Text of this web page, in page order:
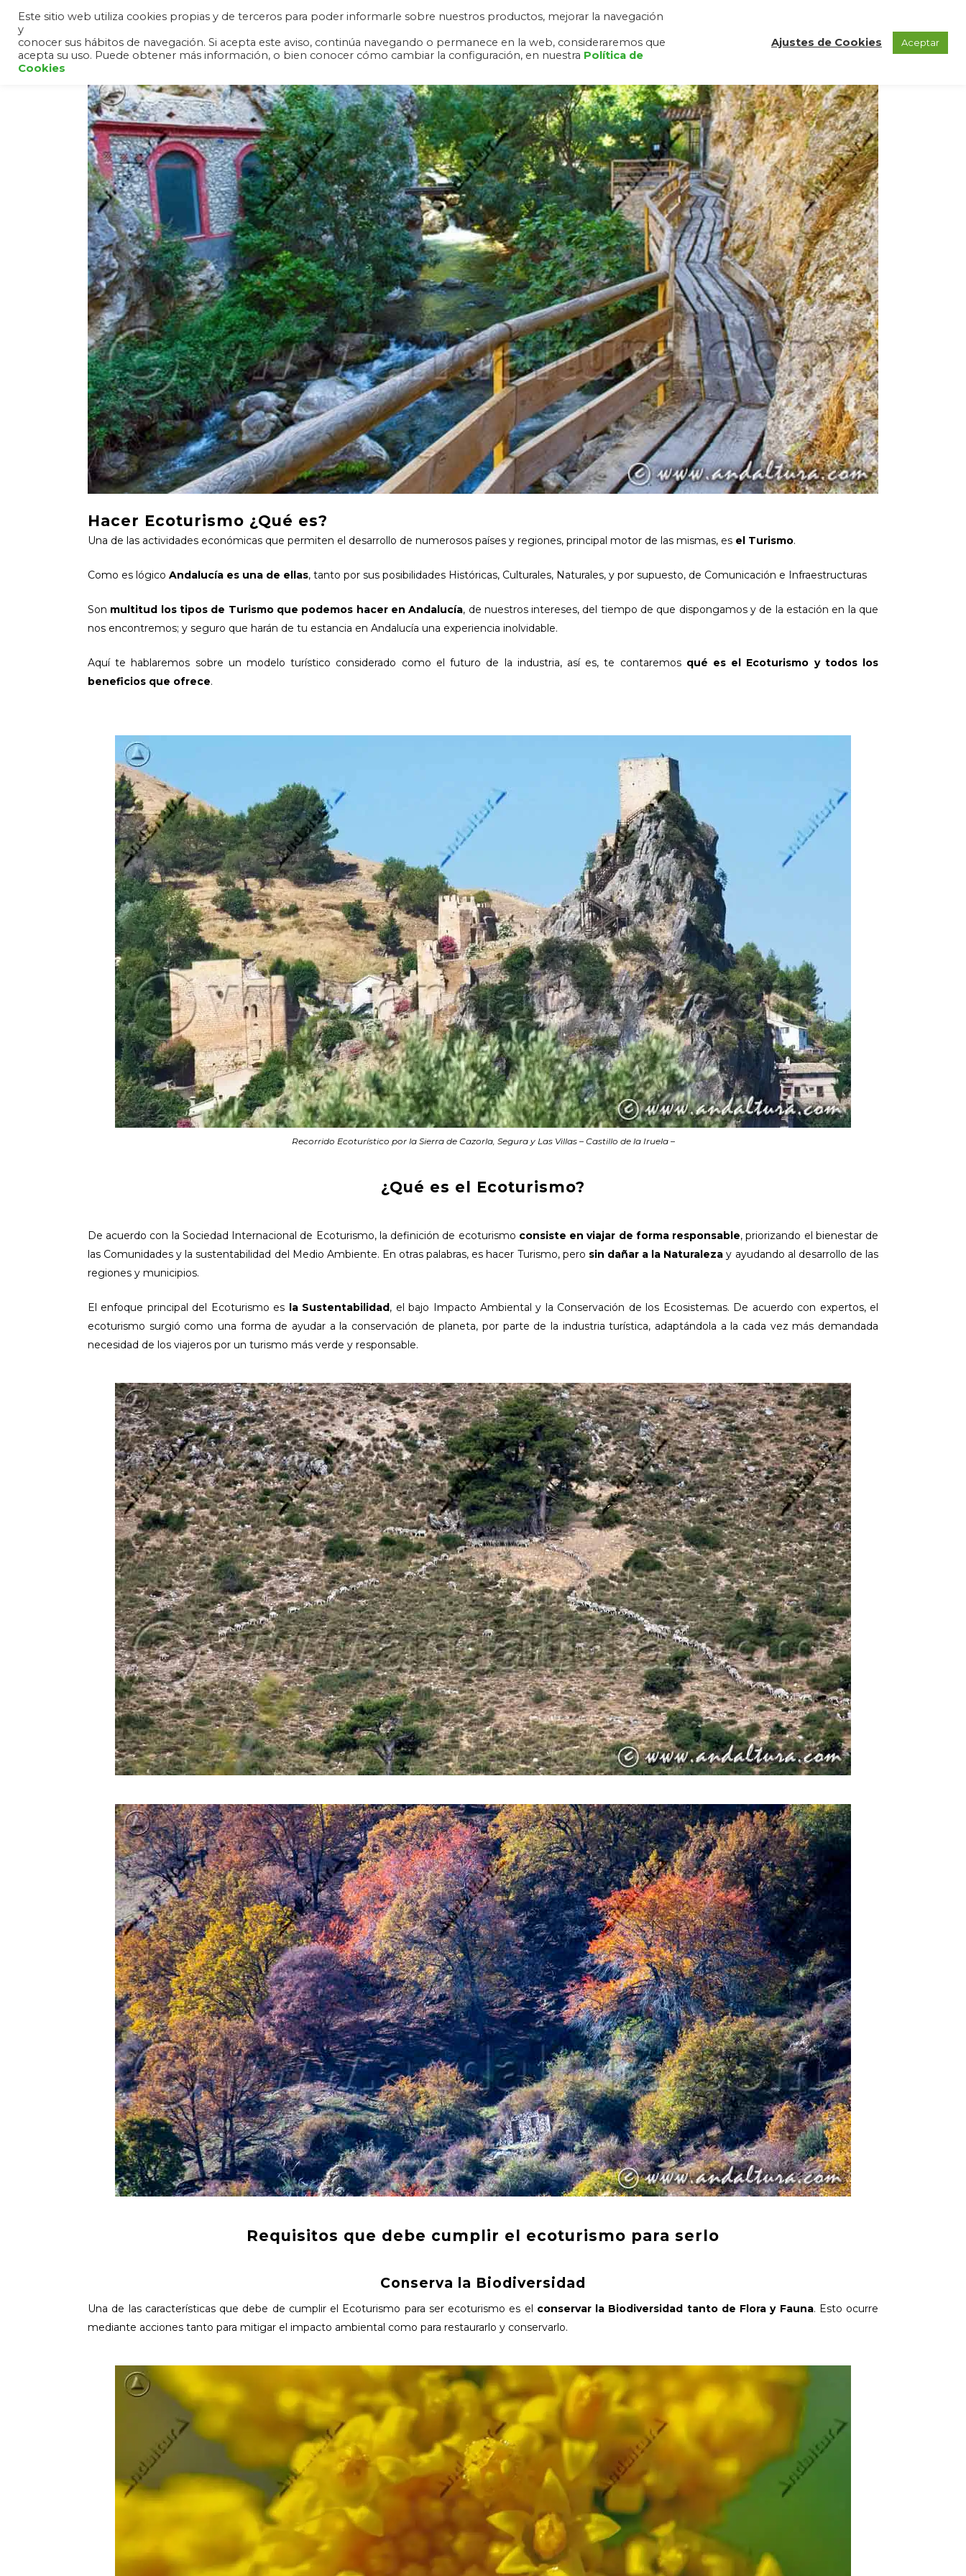
HOME ANDALUCÍA SIERRA NEVADA ALHAMBRA Y GENERALIFE RUTAS CONTACTO
Hacer Ecoturismo ¿Qué es?
Una de las actividades económicas que permiten el desarrollo de numerosos países y regiones, principal motor de las mismas, es el Turismo.
Como es lógico Andalucía es una de ellas, tanto por sus posibilidades Históricas, Culturales, Naturales, y por supuesto, de Comunicación e Infraestructuras
Son multitud los tipos de Turismo que podemos hacer en Andalucía, de nuestros intereses, del tiempo de que dispongamos y de la estación en la que
nos encontremos; y seguro que harán de tu estancia en Andalucía una experiencia inolvidable.
Aquí te hablaremos sobre un modelo turístico considerado como el futuro de la industria, así es, te contaremos qué es el Ecoturismo y todos los
beneficios que ofrece.
Recorrido Ecoturístico por la Sierra de Cazorla, Segura y Las Villas – Castillo de la Iruela –
¿Qué es el Ecoturismo?
De acuerdo con la Sociedad Internacional de Ecoturismo, la definición de ecoturismo consiste en viajar de forma responsable, priorizando el bienestar de
las Comunidades y la sustentabilidad del Medio Ambiente. En otras palabras, es hacer Turismo, pero sin dañar a la Naturaleza y ayudando al desarrollo de las
regiones y municipios.
El enfoque principal del Ecoturismo es la Sustentabilidad, el bajo Impacto Ambiental y la Conservación de los Ecosistemas. De acuerdo con expertos, el
ecoturismo surgió como una forma de ayudar a la conservación de planeta, por parte de la industria turística, adaptándola a la cada vez más demandada
necesidad de los viajeros por un turismo más verde y responsable.
Requisitos que debe cumplir el ecoturismo para serlo
Conserva la Biodiversidad
Una de las características que debe de cumplir el Ecoturismo para ser ecoturismo es el conservar la Biodiversidad tanto de Flora y Fauna. Esto ocurre
mediante acciones tanto para mitigar el impacto ambiental como para restaurarlo y conservarlo.
Este sitio web utiliza cookies propias y de terceros para poder informarle sobre nuestros productos, mejorar la navegación
y
conocer sus hábitos de navegación. Si acepta este aviso, continúa navegando o permanece en la web, consideraremos que
acepta su uso. Puede obtener más información, o bien conocer cómo cambiar la configuración, en nuestra Política de
Cookies
Ajustes de Cookies Aceptar